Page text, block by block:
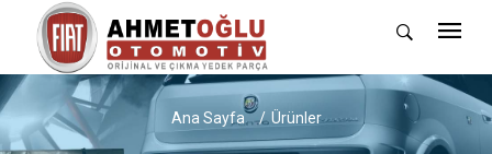
Ana Sayfa Ürünler